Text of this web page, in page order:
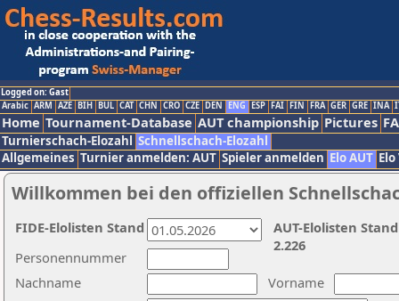
Logged on: Gast
Arabic ARM AZE BIH BUL CAT CHN CRO CZE DEN ENG ESP FAI FIN FRA GER GRE INA
Home Tournament-Database AUT championship Pictures
Turnierschach-Elozahl Schnellschach-Elozahl
Allgemeines Turnier anmelden: AUT Spieler anmelden Elo AUT
Willkommen bei den offiziellen
Nachname
Vorname
Personennummer
AUT-Elolisten
2.226
FIDE-Elolisten Stand